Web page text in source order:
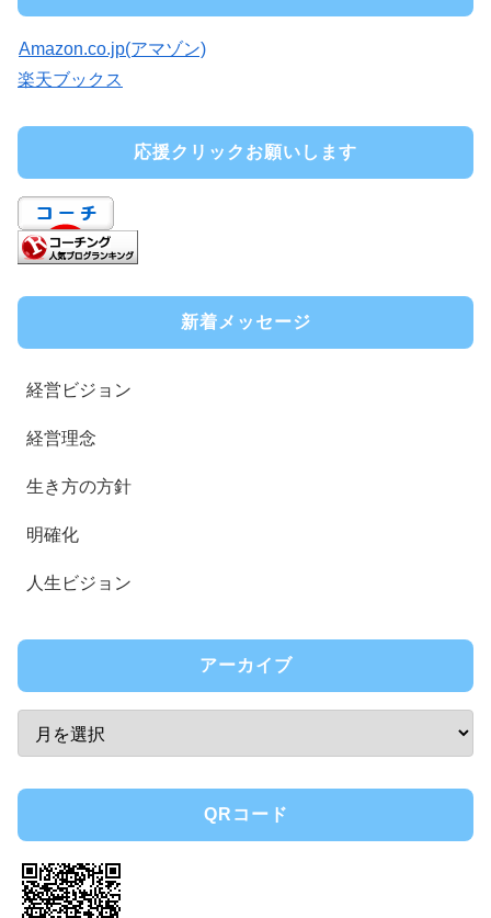
Amazon.co.jp(アマゾン)
楽天ブックス
応援クリックお願いします
新着メッセージ
経営ビジョン
経営理念
生き方の方針
明確化
人生ビジョン
アーカイブ
QRコード